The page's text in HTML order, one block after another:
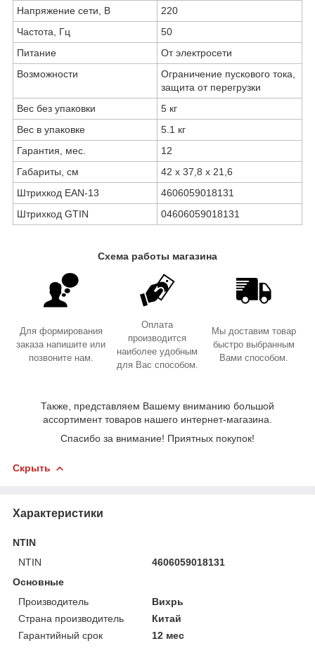
Напряжение сети, В
220
Частота, Гц
50
Питание
От электросети
Возможности
Ограничение пускового тока,
защита от перегрузки
Вес без упаковки
5 кг
Вес в упаковке
5.1 кг
Гарантия, мес.
12
Габариты, см
42 х 37,8 х 21,6
Штрихкод EAN-13
4606059018131
Штрихкод GTIN
04606059018131
Схема работы магазина
Для формирования
заказа напишите или
позвоните нам.
Оплата
производится
наиболее удобным
для Вас способом.
Мы доставим товар
быстро выбранным
Вами способом.
Также, представляем Вашему вниманию большой
ассортимент товаров нашего интернет-магазина.
Спасибо за внимание! Приятных покупок!
Скрыть
Характеристики
NTIN
NTIN
4606059018131
Основные
Производитель
Вихрь
Страна производитель
Китай
Гарантийный срок
12 мес